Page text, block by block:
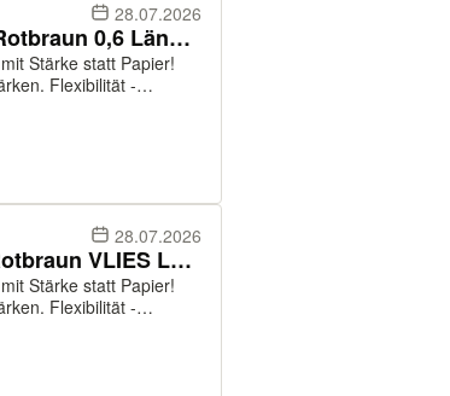
28.07.2026
Lagerware Trapezblech 40-333 DACH Rotbraun 0,6 Länge: 2,5 - 5,5m
Stärke statt Papier!
Flexibilität -
- fachkundige
28.07.2026
LagerwareTrapezblech 40-333 DACH Rotbraun VLIES Länge: 3 - 6 m
Stärke statt Papier!
Flexibilität -
- fachkundige